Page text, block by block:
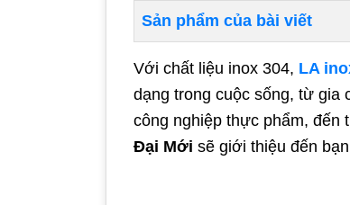
Sản phẩm của bài viết
Với chất liệu inox 304, LA
dạng trong cuộc sống, từ gia
công nghiệp thực phẩm, đến
Đại Mới sẽ giới thiệu đến